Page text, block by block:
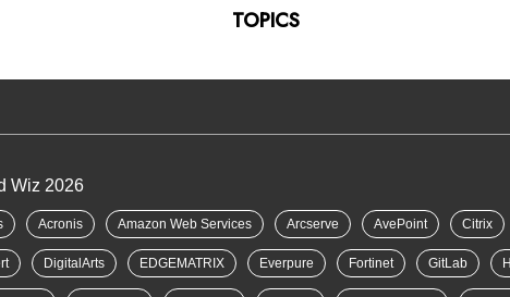
TOPICS
Wiz 2026
Acronis Amazon Web Services Arcserve AvePoint Citrix
DigitalArts EDGEMATRIX Everpure Fortinet GitLab